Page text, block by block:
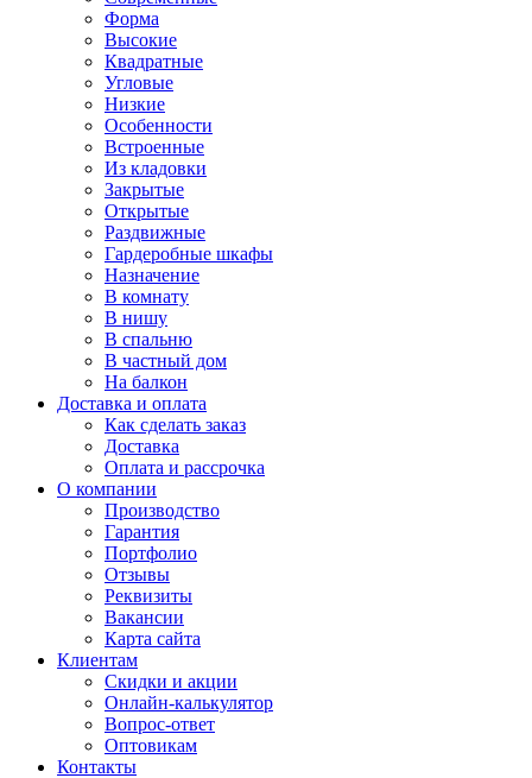
Форма
Высокие
Квадратные
Угловые
Низкие
Особенности
Встроенные
Из кладовки
Закрытые
Открытые
Раздвижные
Гардеробные шкафы
Назначение
В комнату
В нишу
В спальню
В частный дом
На балкон
Доставка и оплата
Как сделать заказ
Доставка
Оплата и рассрочка
О компании
Производство
Гарантия
Портфолио
Отзывы
Реквизиты
Вакансии
Карта сайта
Клиентам
Скидки и акции
Онлайн-калькулятор
Вопрос-ответ
Оптовикам
Контакты